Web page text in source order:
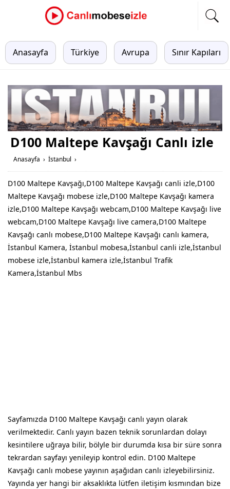
Anasayfa Türkiye Avrupa Sınır Kapıları
D100 Maltepe Kavşağı Canlı izle
Anasayfa › İstanbul ›
D100 Maltepe Kavşağı,D100 Maltepe Kavşağı canli izle,D100
Maltepe Kavşağı mobese izle,D100 Maltepe Kavşağı kamera
izle,D100 Maltepe Kavşağı webcam,D100 Maltepe Kavşağı live
webcam,D100 Maltepe Kavşağı live camera,D100 Maltepe
Kavşağı canlı mobese,D100 Maltepe Kavşağı canlı kamera,
İstanbul Kamera, İstanbul mobesa,İstanbul canli izle,İstanbul
mobese izle,İstanbul kamera izle,İstanbul Trafik
Kamera,İstanbul Mbs
Sayfamızda D100 Maltepe Kavşağı canlı yayın olarak
verilmektedir. Canlı yayın bazen teknik sorunlardan dolayı
kesintilere uğraya bilir, bölyle bir durumda kısa bir süre sonra
tekrardan sayfayı yenileyip kontrol edin. D100 Maltepe
Kavşağı canlı mobese yayının aşağıdan canlı izleyebilirsiniz.
Yayında yer hangi bir aksaklıkta lütfen iletişim kısmından bize